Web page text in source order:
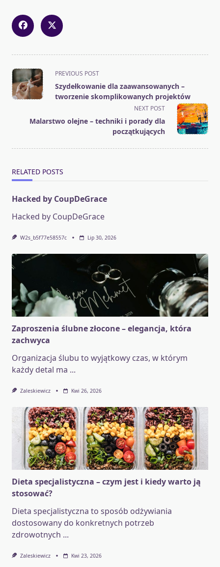
<span
class="nav-
subtitle
reader-
PREVIOUS POST
Szydełkowanie dla zaawansowanych –
tworzenie skomplikowanych projektów
NEXT POST
Malarstwo olejne – techniki i porady dla
początkujących
RELATED POSTS
Hacked by CoupDeGrace
Hacked by CoupDeGrace
W2s_b5f77e58557c Lip 30, 2026
Zaproszenia ślubne złocone – elegancja, która
zachwyca
Organizacja ślubu to wyjątkowy czas, w którym
każdy detal ma ...
Zaleskiewicz Kwi 26, 2026
Dieta specjalistyczna – czym jest i kiedy warto ją
stosować?
Dieta specjalistyczna to sposób odżywiania
dostosowany do konkretnych potrzeb
zdrowotnych ...
Zaleskiewicz Kwi 23, 2026